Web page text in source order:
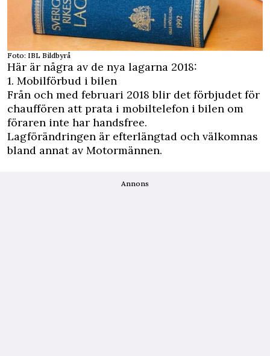
Foto: IBL Bildbyrå
Här är några av de nya lagarna 2018:
1. Mobilförbud i bilen
Från och med februari 2018 blir det förbjudet för
chauffören att prata i mobiltelefon i bilen om
föraren inte har handsfree.
Lagförändringen är efterlängtad och välkomnas
bland annat av Motormännen.
Annons